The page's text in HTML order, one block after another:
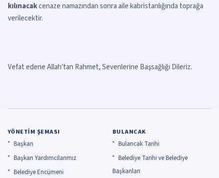
kılınacakcenaze namazından sonra aile kabristanlığında toprağa
verilecektir.
Vefat edene Allah'tan Rahmet, Sevenlerine Başsağlığı Dileriz.
YÖNETIM ŞEMASI
Başkan
Başkan Yardımcılarımız
Belediye Encümeni
BULANCAK
Bulancak Tarihi
Belediye Tarihi ve Belediye
Başkanları